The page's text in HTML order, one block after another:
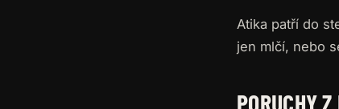
Atika patří do
jen mlčí, nebo
PORUCHY